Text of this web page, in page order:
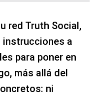
red Truth Social,
instrucciones a
para poner en
más allá del
ni